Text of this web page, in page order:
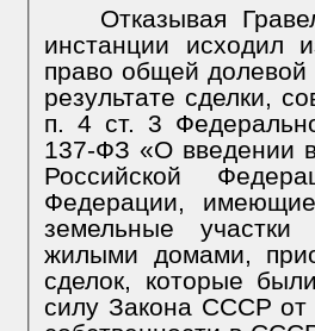
Отказывая
инстанции исходил
право общей
результате сделки,
п. 4 ст. 3
137-ФЗ «О введении
Российской
Федерации,
земельные
жилыми домами,
сделок, которые
силу Закона СССР